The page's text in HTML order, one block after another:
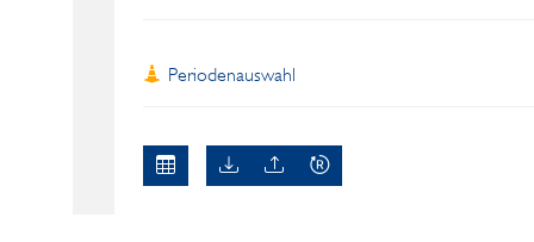
Periodenauswahl